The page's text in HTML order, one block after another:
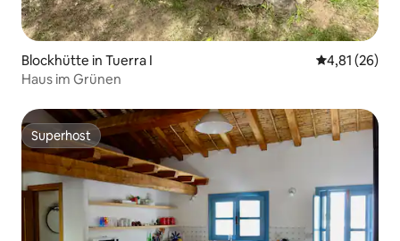
Blockhütte in Tuerra I
4,81 (26)
Haus im Grünen
Superhost
Superhost